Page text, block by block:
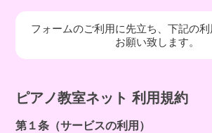
フォームのご利用に先立ち、下記の
お願い致します。
ピアノ教室ネット 利用規約
第１条（サービスの利用）